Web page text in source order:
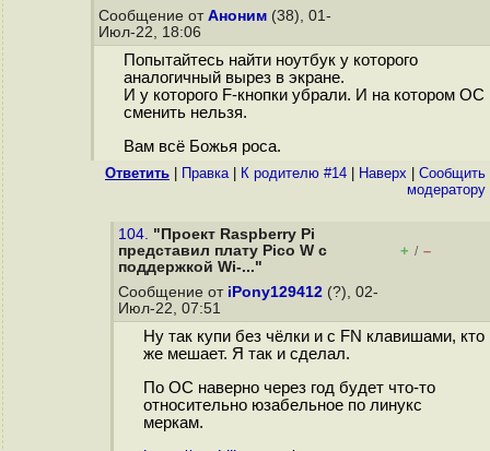
Сообщение от Аноним (38), 01-
Июл-22, 18:06
Попытайтесь найти ноутбук у которого
аналогичный вырез в экране.
И у которого F-кнопки убрали. И на котором ОС
сменить нельзя.
Вам всё Божья роса.
Ответить Правка| К родителю #14 Наверх
Cообщить
модератору
104. "Проект Raspberry Pi
представил плату Pico W с
поддержкой Wi-..."
+ / –
Сообщение от iPony129412 (?), 02-
Июл-22, 07:51
Ну так купи без чёлки и с FN клавишами, кто
же мешает. Я так и сделал.
По ОС наверно через год будет что-то
относительно юзабельное по линукс
меркам.